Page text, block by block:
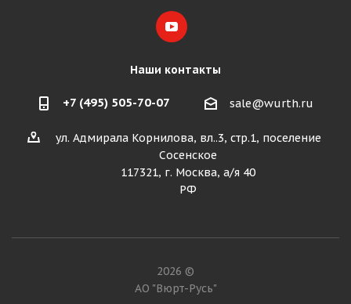
Наши контакты
+7 (495) 505-70-07 sale@wurth.ru
ул. Адмирала Корнилова, вл..3, стр.1, поселение
Сосенское
117321, г. Москва, а/я 40
РФ
2026 ©
АО "Вюрт-Русь"